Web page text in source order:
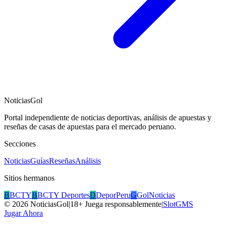
NoticiasGol
Portal independiente de noticias deportivas, análisis de apuestas y
reseñas de casas de apuestas para el mercado peruano.
Secciones
NoticiasGuíasReseñasAnálisis
Sitios hermanos
BBCTYBBCTY DeportesDDeporPeruGGolNoticias
© 2026 NoticiasGol|18+ Juega responsablemente|SlotGMS
Jugar Ahora